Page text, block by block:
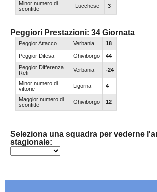
Minor numero di
sconfitte
Lucchese 3
Peggiori Prestazioni: 34 Giornata
Peggior Attacco Verbania 18
Peggior Difesa Ghiviborgo
44
Peggior Differenza
Reti
Verbania -24
Minor numero di
vittorie
Ligorna 4
Maggior numero di
sconfitte
Ghiviborgo 12
Seleziona una squadra per vederne
stagionale: